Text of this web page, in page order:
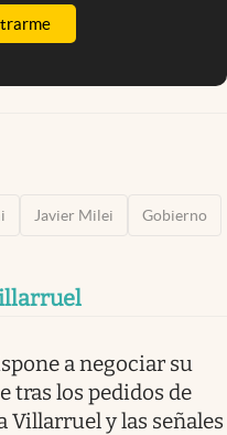
Javier Milei Gobierno
a negociar su
tras los pedidos de
Villarruel y las señales